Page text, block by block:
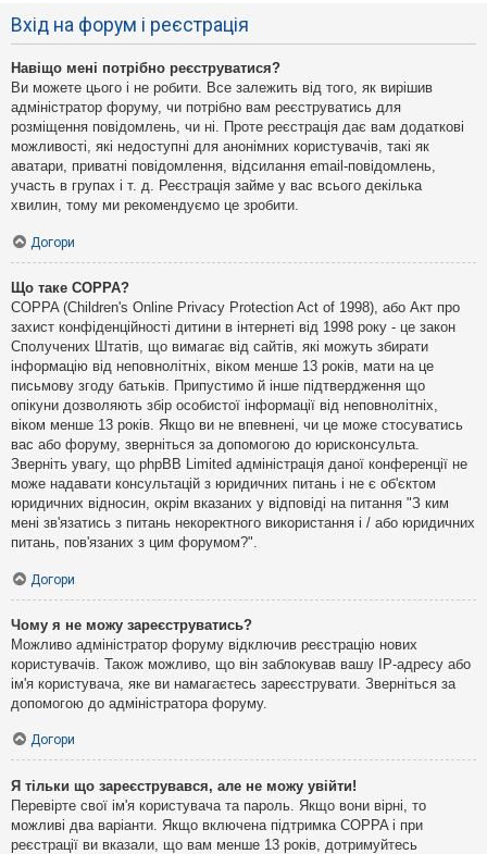
Вхід на форум і реєстрація
Навіщо мені потрібно реєструватися?
Ви можете цього і не робити. Все залежить від того, як вирішив
адміністратор форуму, чи потрібно вам реєструватись для
розміщення повідомлень, чи ні. Проте реєстрація дає вам додаткові
можливості, які недоступні для анонімних користувачів, такі як
аватари, приватні повідомлення, відсилання email-повідомлень,
участь в групах і т. д. Реєстрація займе у вас всього декілька
хвилин, тому ми рекомендуємо це зробити.
Догори
Що таке COPPA?
COPPA (Children's Online Privacy Protection Act of 1998), або Акт про
захист конфіденційності дитини в інтернеті від 1998 року - це закон
Сполучених Штатів, що вимагає від сайтів, які можуть збирати
інформацію від неповнолітніх, віком менше 13 років, мати на це
письмову згоду батьків. Припустимо й інше підтвердження що
опікуни дозволяють збір особистої інформації від неповнолітніх,
віком менше 13 років. Якщо ви не впевнені, чи це може стосуватись
вас або форуму, зверніться за допомогою до юрисконсульта.
Зверніть увагу, що phpBB Limited адміністрація даної конференції не
може надавати консультацій з юридичних питань і не є об'єктом
юридичних відносин, окрім вказаних у відповіді на питання "З ким
мені зв'язатись з питань некоректного використання і / або юридичних
питань, пов'язаних з цим форумом?".
Догори
Чому я не можу зареєструватись?
Можливо адміністратор форуму відключив реєстрацію нових
користувачів. Також можливо, що він заблокував вашу IP-адресу або
ім'я користувача, яке ви намагаєтесь зареєструвати. Зверніться за
допомогою до адміністратора форуму.
Догори
Я тільки що зареєструвався, але не можу увійти!
Перевірте свої ім'я користувача та пароль. Якщо вони вірні, то
можливі два варіанти. Якщо включена підтримка COPPA і при
реєстрації ви вказали, що вам менше 13 років, дотримуйтесь